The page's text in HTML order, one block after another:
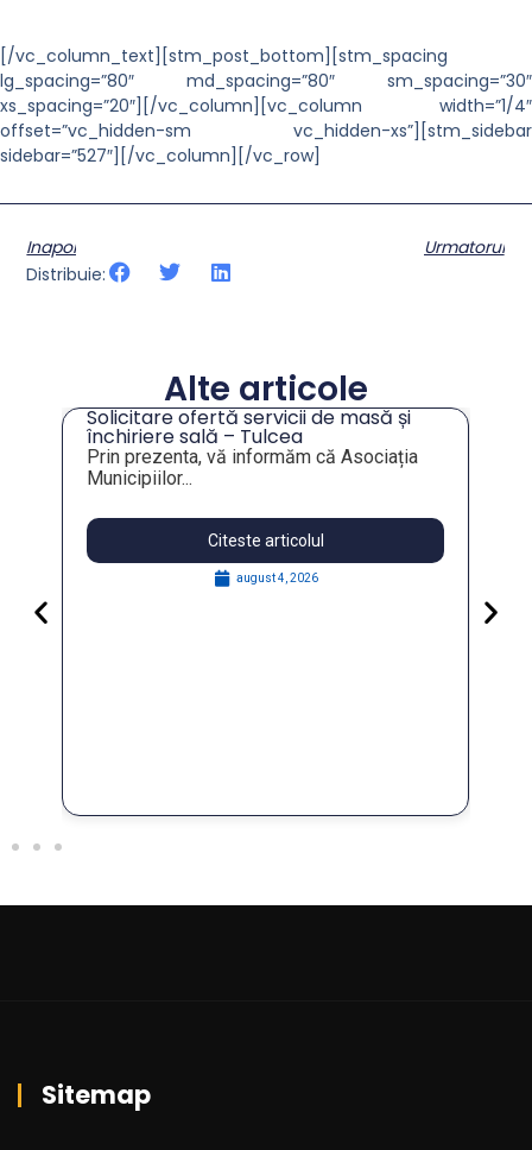
[/vc_column_text][stm_post_bottom][stm_spacing
lg_spacing=”80″ md_spacing=”80″ sm_spacing=”30″
xs_spacing=”20″][/vc_column][vc_column width=”1/4″
offset=”vc_hidden-sm vc_hidden-xs”][stm_sidebar
sidebar=”527″][/vc_column][/vc_row]
Inapoi
Urmatorul
Distribuie:
Alte articole
Solicitare ofertă servicii de masă și
închiriere sală – Tulcea
Prin prezenta, vă informăm că Asociația
Municipiilor...
Citeste articolul
august 4, 2026
Sitemap